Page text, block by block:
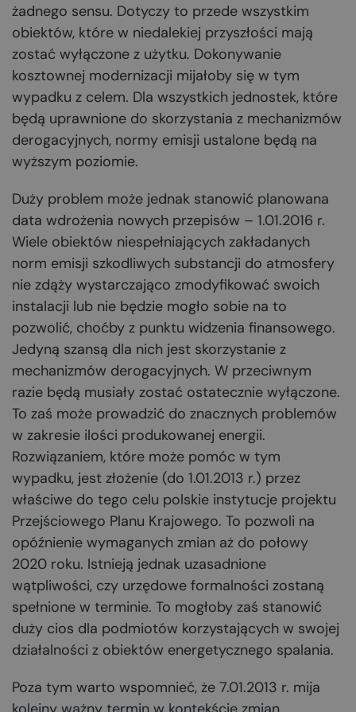
żadnego sensu. Dotyczy to przede wszystkim
obiektów, które w niedalekiej przyszłości mają
zostać wyłączone z użytku. Dokonywanie
kosztownej modernizacji mijałoby się w tym
wypadku z celem. Dla wszystkich jednostek, które
będą uprawnione do skorzystania z mechanizmów
derogacyjnych, normy emisji ustalone będą na
wyższym poziomie.
Duży problem może jednak stanowić planowana
data wdrożenia nowych przepisów – 1.01.2016 r.
Wiele obiektów niespełniających zakładanych
norm emisji szkodliwych substancji do atmosfery
nie zdąży wystarczająco zmodyfikować swoich
instalacji lub nie będzie mogło sobie na to
pozwolić, choćby z punktu widzenia finansowego.
Jedyną szansą dla nich jest skorzystanie z
mechanizmów derogacyjnych. W przeciwnym
razie będą musiały zostać ostatecznie wyłączone.
To zaś może prowadzić do znacznych problemów
w zakresie ilości produkowanej energii.
Rozwiązaniem, które może pomóc w tym
wypadku, jest złożenie (do 1.01.2013 r.) przez
właściwe do tego celu polskie instytucje projektu
Przejściowego Planu Krajowego. To pozwoli na
opóźnienie wymaganych zmian aż do połowy
2020 roku. Istnieją jednak uzasadnione
wątpliwości, czy urzędowe formalności zostaną
spełnione w terminie. To mogłoby zaś stanowić
duży cios dla podmiotów korzystających w swojej
działalności z obiektów energetycznego spalania.
Poza tym warto wspomnieć, że 7.01.2013 r. mija